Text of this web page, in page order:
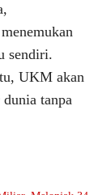
sendiri.
UKM akan
tanpa